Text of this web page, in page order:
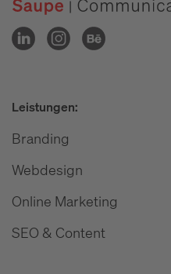
Leistungen:
Branding
Webdesign
Online Marketing
SEO & Content